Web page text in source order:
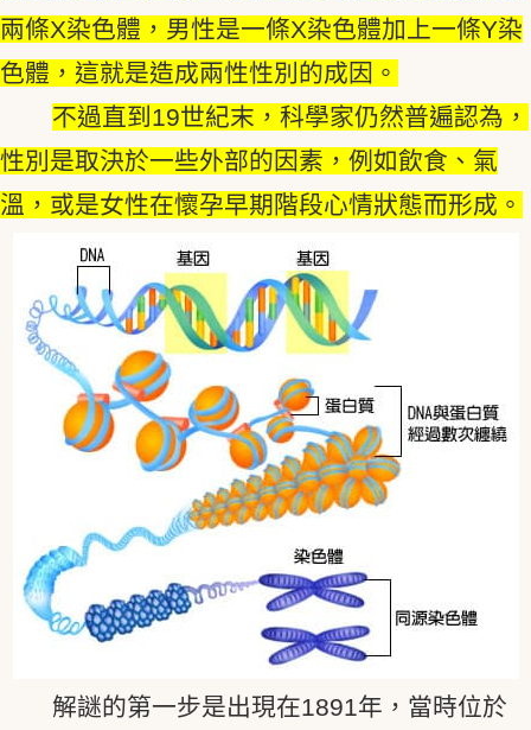
兩條X染色體，男性是一條X染色體加上一條Y染
色體，這就是造成兩性性別的成因。
不過直到19世紀末，科學家仍然普遍認為，
性別是取決於一些外部的因素，例如飲食、氣
溫，或是女性在懷孕早期階段心情狀態而形成。
解謎的第一步是出現在1891年，當時位於